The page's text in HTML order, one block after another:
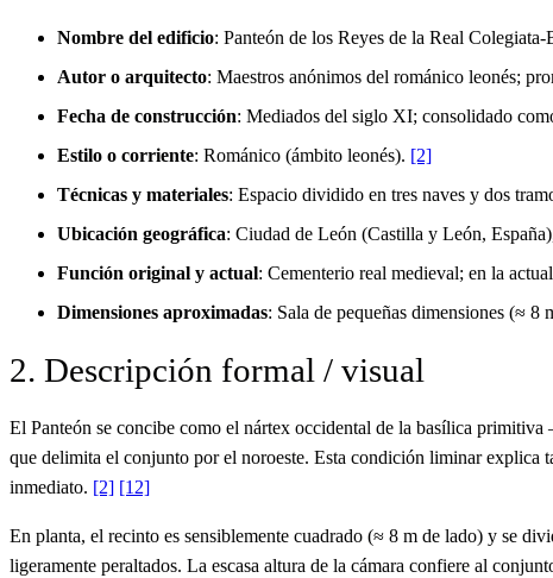
Nombre del edificio: Panteón de los Reyes de la Real
Autor o arquitecto: Maestros anónimos del románico leonés;
Fecha de construcción: Mediados del siglo XI; consolidado
Estilo o corriente: Románico (ámbito leonés). [2]
Técnicas y materiales: Espacio dividido en tres naves y dos
Ubicación geográfica: Ciudad de León (Castilla y León,
Función original y actual: Cementerio real medieval; en la
Dimensiones aproximadas: Sala de pequeñas dimensiones (≈ 8
2. Descripción formal / visual
El Panteón se concibe como el nártex occidental de la basílica
que delimita el conjunto por el noroeste. Esta condición liminar explica
inmediato. [2] [12]
En planta, el recinto es sensiblemente cuadrado (≈ 8 m de lado) y se
ligeramente peraltados. La escasa altura de la cámara confiere al